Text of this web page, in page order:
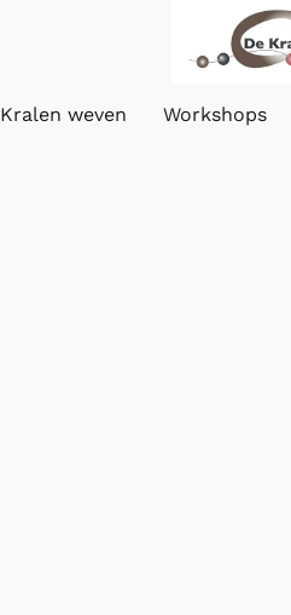
Kralen weven Workshops